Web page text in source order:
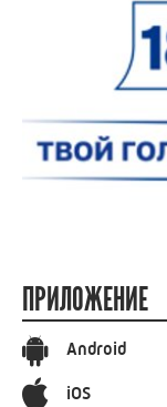
ПРИЛОЖЕНИЕ
Android
iOS